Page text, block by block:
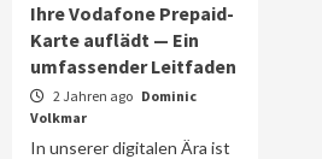
Ihre Vodafone Prepaid-
Karte auflädt — Ein
umfassender Leitfaden
2 Jahren ago Dominic
Volkmar
In unserer digitalen Ära ist